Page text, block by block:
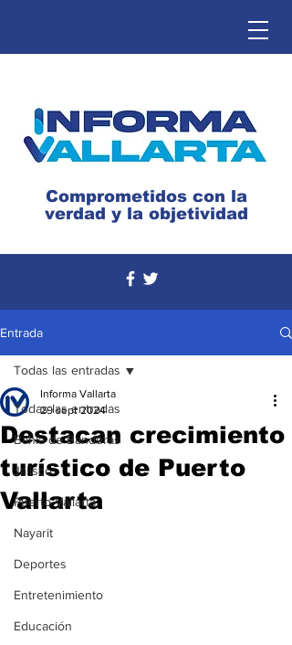
Comprometidos con la
verdad y la objetividad
Entrada
Todas las entradas
Bahía de Banderas
Jalisco
Puerto Vallarta
Nayarit
Deportes
Entretenimiento
Educación
Todas las entradas
Destacan crecimiento
turístico de Puerto
Vallarta
Informa Vallarta
29 sept 2024